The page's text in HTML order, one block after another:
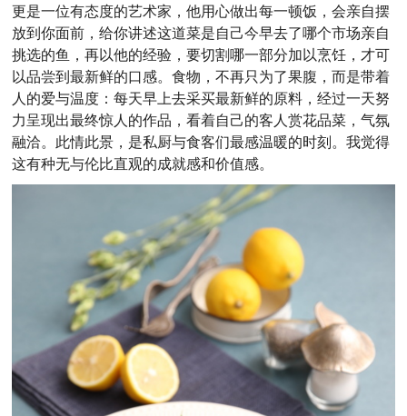
更是一位有态度的艺术家，他用心做出每一顿饭，会亲自摆
放到你面前，给你讲述这道菜是自己今早去了哪个市场亲自
挑选的鱼，再以他的经验，要切割哪一部分加以烹饪，才可
以品尝到最新鲜的口感。食物，不再只为了果腹，而是带着
人的爱与温度：每天早上去采买最新鲜的原料，经过一天努
力呈现出最终惊人的作品，看着自己的客人赏花品菜，气氛
融洽。此情此景，是私厨与食客们最感温暖的时刻。我觉得
这有种无与伦比直观的成就感和价值感。